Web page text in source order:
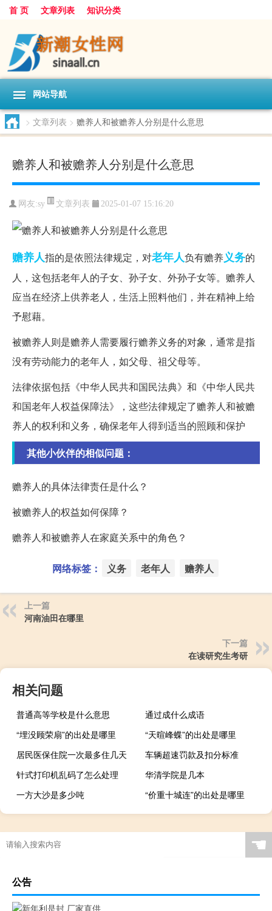
首 页 文章列表 知识分类
网站导航
> 文章列表 > 赡养人和被赡养人分别是什么意思
赡养人和被赡养人分别是什么意思
网友:sy 文章列表 2025-01-07 15:16:20
赡养人指的是依照法律规定，对老年人负有赡养义务的
人，这包括老年人的子女、孙子女、外孙子女等。赡养人
应当在经济上供养老人，生活上照料他们，并在精神上给
予慰藉。
被赡养人则是赡养人需要履行赡养义务的对象，通常是指
没有劳动能力的老年人，如父母、祖父母等。
法律依据包括《中华人民共和国民法典》和《中华人民共
和国老年人权益保障法》，这些法律规定了赡养人和被赡
养人的权利和义务，确保老年人得到适当的照顾和保护
其他小伙伴的相似问题：
赡养人的具体法律责任是什么？
被赡养人的权益如何保障？
赡养人和被赡养人在家庭关系中的角色？
网络标签： 义务 老年人 赡养人
上一篇
河南油田在哪里
下一篇
在读研究生考研
相关问题
普通高等学校是什么意思
通过成什么成语
“埋没顾荣扇”的出处是哪里
“天暄峰蝶”的出处是哪里
居民医保住院一次最多住几天
车辆超速罚款及扣分标准
针式打印机乱码了怎么处理
华清学院是几本
一方大沙是多少吨
“价重十城连”的出处是哪里
☚
公告